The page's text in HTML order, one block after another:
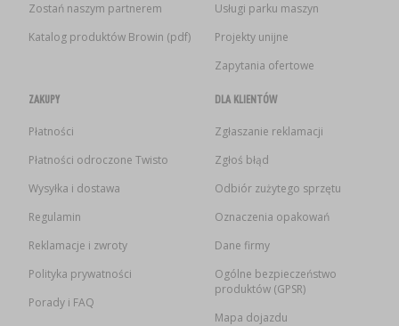
Zostań naszym partnerem
Katalog produktów Browin (pdf)
Usługi parku maszyn
Projekty unijne
Zapytania ofertowe
ZAKUPY
Płatności
Płatności odroczone Twisto
Wysyłka i dostawa
Regulamin
Reklamacje i zwroty
Polityka prywatności
Porady i FAQ
DLA KLIENTÓW
Zgłaszanie reklamacji
Zgłoś błąd
Odbiór zużytego sprzętu
Oznaczenia opakowań
Dane firmy
Ogólne bezpieczeństwo
produktów (GPSR)
Mapa dojazdu